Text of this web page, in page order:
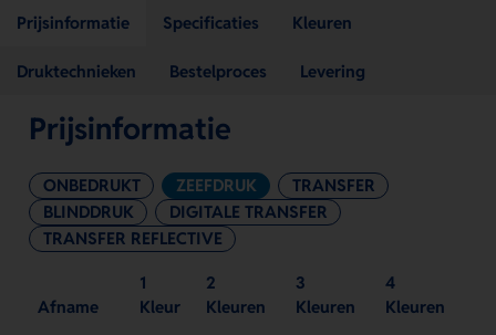
Prijsinformatie Specificaties Kleuren
Druktechnieken Bestelproces Levering
Prijsinformatie
ONBEDRUKT ZEEFDRUK
TRANSFER
BLINDDRUK
DIGITALE TRANSFER
TRANSFER REFLECTIVE
Afname
1
Kleur
2
Kleuren
3
Kleuren
4
Kleuren